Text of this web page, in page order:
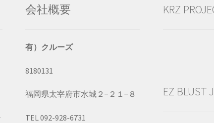
会社概要
有）クルーズ
8180131
福岡県太宰府市水城２−２１−８
TEL 092-928-6731
KRZ
EZ BLUST